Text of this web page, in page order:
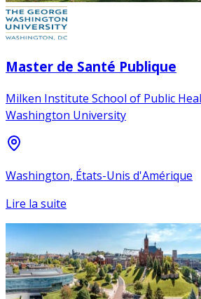
Master de Santé Publique
Milken Institute School of Public
Washington University
Washington, États-Unis d'Amérique
Lire la suite